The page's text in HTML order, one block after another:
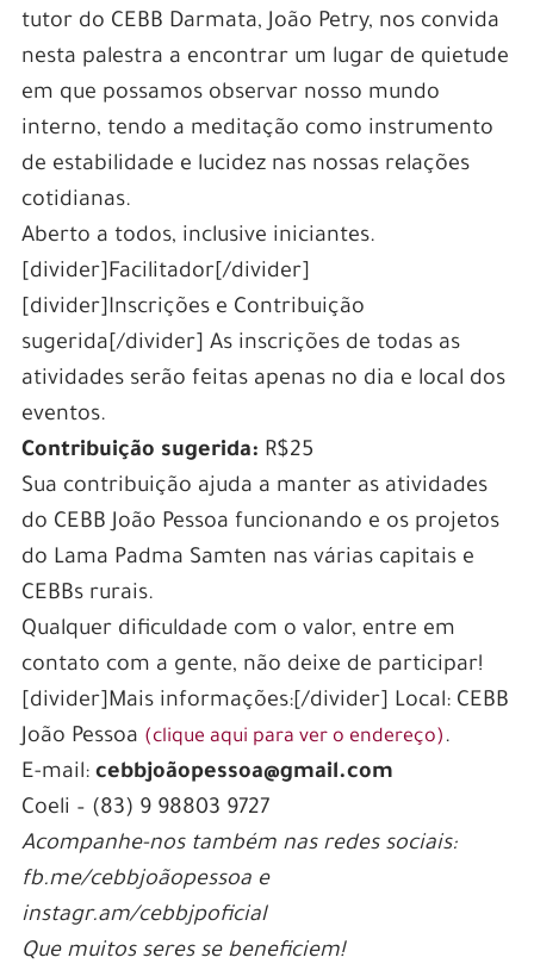
tutor do CEBB Darmata, João Petry, nos convida
nesta palestra a encontrar um lugar de quietude
em que possamos observar nosso mundo
interno, tendo a meditação como instrumento
de estabilidade e lucidez nas nossas relações
cotidianas.
Aberto a todos, inclusive iniciantes.
[divider]Facilitador[/divider]
[divider]Inscrições e Contribuição
sugerida[/divider] As inscrições de todas as
atividades serão feitas apenas no dia e local dos
eventos.
Contribuição sugerida: R$25
Sua contribuição ajuda a manter as atividades
do CEBB João Pessoa funcionando e os projetos
do Lama Padma Samten nas várias capitais e
CEBBs rurais.
Qualquer dificuldade com o valor, entre em
contato com a gente, não deixe de participar!
[divider]Mais informações:[/divider] Local: CEBB
João Pessoa (clique aqui para ver o endereço) .
E-mail: cebbjoãopessoa@gmail.com
Coeli – (83) 9 98803 9727
Acompanhe-nos também nas redes sociais:
fb.me/cebbjoãopessoa e
instagr.am/cebbjpoficial
Que muitos seres se beneficiem!